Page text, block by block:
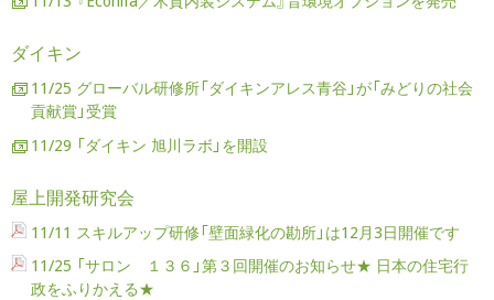
ダイキン
11/25 グローバル研修所「ダイキンアレス青谷」が「みどりの社会
貢献賞」受賞
11/29 「ダイキン 旭川ラボ」を開設
屋上開発研究会
11/11 スキルアップ研修「壁面緑化の勘所」は12月3日開催です
11/25 「サロン １３６」第３回開催のお知らせ★ 日本の住宅行
政をふりかえる★